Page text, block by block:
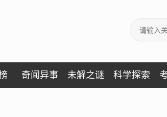
奇闻异事 未解之谜 科学探索